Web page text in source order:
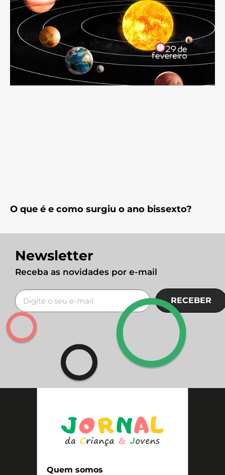
O que é e como surgiu o ano bissexto?
Newsletter
Receba as novidades por e-mail
RECEBER
Quem somos